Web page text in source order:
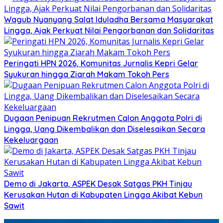
Wagub Nyanyang Salat Iduladha Bersama Masyarakat
Lingga, Ajak Perkuat Nilai Pengorbanan dan Solidaritas
Peringati HPN 2026, Komunitas Jurnalis Kepri Gelar
Syukuran hingga Ziarah Makam Tokoh Pers
Dugaan Penipuan Rekrutmen Calon Anggota Polri di
Lingga, Uang Dikembalikan dan Diselesaikan Secara
Kekeluargaan
Demo di Jakarta, ASPEK Desak Satgas PKH Tinjau
Kerusakan Hutan di Kabupaten Lingga Akibat Kebun
Sawit